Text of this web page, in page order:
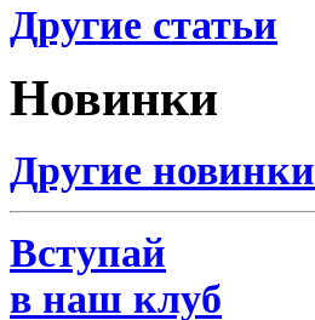
Другие статьи
Новинки
Другие новинки
Вступай
в наш клуб